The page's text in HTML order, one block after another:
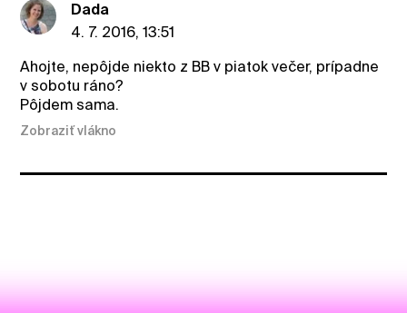
Dada
4. 7. 2016, 13:51
Ahojte, nepôjde niekto z BB v piatok večer, prípadne
v sobotu ráno?
Pôjdem sama.
Zobraziť vlákno